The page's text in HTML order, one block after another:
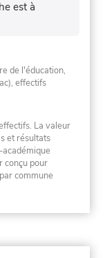
est à
de l'éducation,
effectifs
La valeur
et résultats
conçu pour
commune